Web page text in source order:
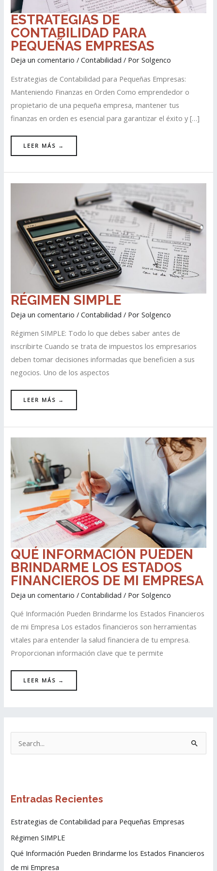
ESTRATEGIAS DE
CONTABILIDAD PARA
PEQUEÑAS EMPRESAS
Deja un comentario /Contabilidad / PorSolgenco
Estrategias de Contabilidad para Pequeñas Empresas:
Manteniendo Finanzas en Orden Como emprendedor o
propietario de una pequeña empresa, mantener tus
finanzas en orden es esencial para garantizar el éxito y […]
ESTRATEGIAS
DE
CONTABILIDAD
PARA
PEQUEÑAS
EMPRESAS
LEER MÁS →
RÉGIMEN SIMPLE
Deja un comentario /Contabilidad / PorSolgenco
Régimen SIMPLE: Todo lo que debes saber antes de
inscribirte Cuando se trata de impuestos los empresarios
deben tomar decisiones informadas que beneficien a sus
negocios. Uno de los aspectos
RÉGIMEN
SIMPLE
LEER MÁS →
QUÉ INFORMACIÓN PUEDEN
BRINDARME LOS ESTADOS
FINANCIEROS DE MI EMPRESA
Deja un comentario /Contabilidad / PorSolgenco
Qué Información Pueden Brindarme los Estados Financieros
de mi Empresa Los estados financieros son herramientas
vitales para entender la salud financiera de tu empresa.
Proporcionan información clave que te permite
QUÉ
INFORMACIÓN
PUEDEN
BRINDARME
LOS
ESTADOS
FINANCIEROS
DE
EMPRESA
LEER MÁS →
a
o
r
Entradas Recientes
Estrategias de Contabilidad para Pequeñas Empresas
Régimen SIMPLE
Qué Información Pueden Brindarme los Estados Financieros
de mi Empresa